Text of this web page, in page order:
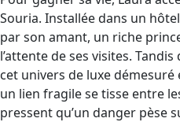
Souria. Installée dans un
par son amant, un riche
l’attente de ses visites.
cet univers de luxe
un lien fragile se tisse entre
pressent qu’un danger pèse